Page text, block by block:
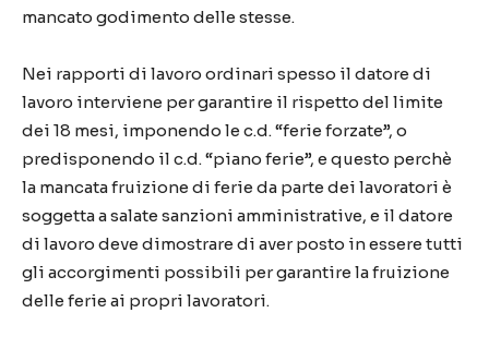
mancato godimento delle stesse.
Nei rapporti di lavoro ordinari spesso il datore di
lavoro interviene per garantire il rispetto del limite
dei 18 mesi, imponendo le c.d. “ferie forzate”, o
predisponendo il c.d. “piano ferie”, e questo perchè
la mancata fruizione di ferie da parte dei lavoratori è
soggetta a salate sanzioni amministrative, e il datore
di lavoro deve dimostrare di aver posto in essere tutti
gli accorgimenti possibili per garantire la fruizione
delle ferie ai propri lavoratori.